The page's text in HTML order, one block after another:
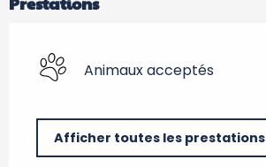
Animaux acceptés
Afficher toutes les prestations